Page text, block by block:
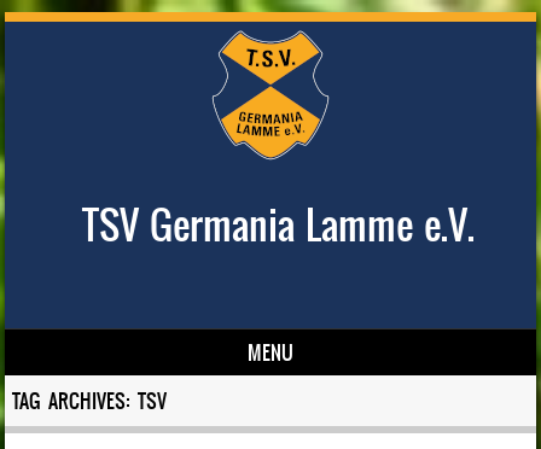
TSV Germania Lamme e.V.
MENU
Skip to content
TAG ARCHIVES:TSV